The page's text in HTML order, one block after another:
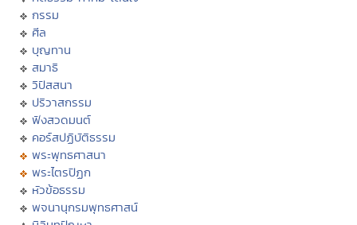
กรรม
ศีล
บุญทาน
สมาธิ
วิปัสสนา
ปริวาสกรรม
ฟังสวดมนต์
คอร์สปฏิบัติธรรม
พระพุทธศาสนา
พระไตรปิฏก
หัวข้อธรรม
พจนานุกรมพุทธศาสน์